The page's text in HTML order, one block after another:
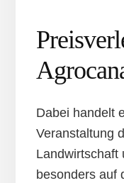
Dabei handelt
Veranstaltung
Landwirtschaft
besonders auf